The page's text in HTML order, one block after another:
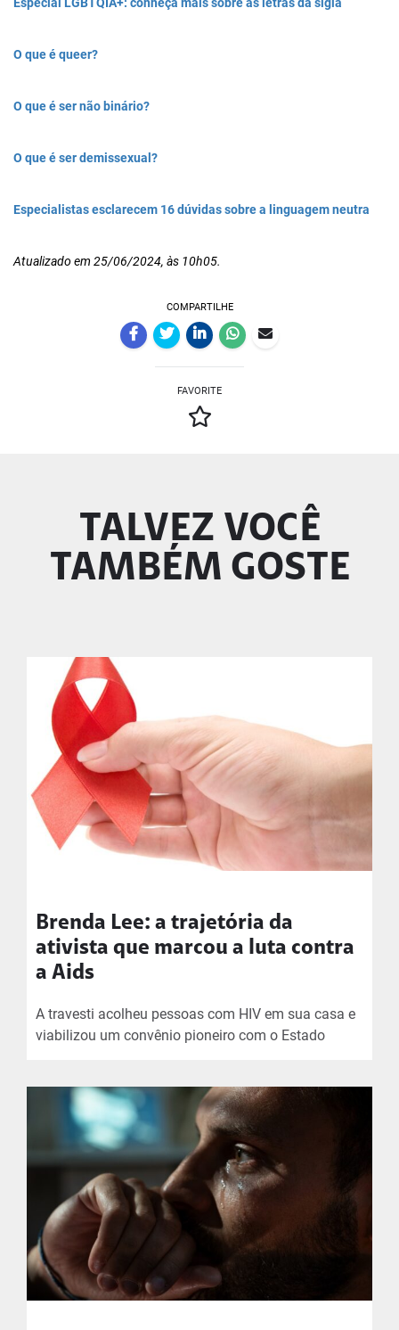
Especial LGBTQIA+: conheça mais sobre as letras da sigla
O que é queer?
O que é ser não binário?
O que é ser demissexual?
Especialistas esclarecem 16 dúvidas sobre a linguagem neutra
Atualizado em 25/06/2024, às 10h05.
COMPARTILHE
FAVORITE
TALVEZ VOCÊ
TAMBÉM GOSTE
Brenda Lee: a trajetória da
ativista que marcou a luta contra
a Aids
A travesti acolheu pessoas com HIV em sua casa e
viabilizou um convênio pioneiro com o Estado